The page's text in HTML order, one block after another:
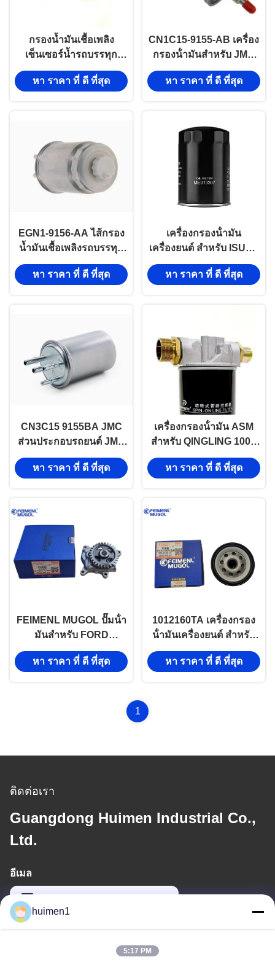
กรองน้ำมันเชื้อเพลิง
เซ็นเซอร์น้ำรถบรรทุก
อะไหล่รถยนต์สำหรับ JMC
1040 CN3C15 9B328BA-
หา ราคา ที่ ดี ที่สุด
CN1C15-9155-AB เครื่อง
กรองน้ํามันสําหรับ JMC
TRANSIT 4G63 4G64
4G69
หา ราคา ที่ ดี ที่สุด
EGN1-9156-AA ไส้กรอง
น้ำมันเชื้อเพลิงรถบรรทุก
สำหรับ JMC N720
493ZLQ5
หา ราคา ที่ ดี ที่สุด
เครื่องกรองน้ํามัน
เครื่องยนต์ สําหรับ ISUZU
4JH1 JAC 8-94369299-3
หา ราคา ที่ ดี ที่สุด
CN3C15 9155BA JMC
ส่วนประกอบรถยนต์ JMC
1042 TRANSIT Truck
Fuel Filter
หา ราคา ที่ ดี ที่สุด
เครื่องกรองน้ํามัน ASM
สําหรับ QINGLING 100P
4JB1CN 1117010-PA11
รถบรรทุก
หา ราคา ที่ ดี ที่สุด
FEIMENL MUGOL ปั๊มน้ํา
มันสําหรับ FORD
TRANSIT V348 OEM
7C19-6600-AB
หา ราคา ที่ ดี ที่สุด
1012160TA เครื่องกรอง
น้ํามันเครื่องยนต์ สําหรับ
Isuzu Truck NKR NHR
4JB1 ส่วนประกอบของ
หา ราคา ที่ ดี ที่สุด
1
ติดต่อเรา
Guangdong Huimen Industrial Co.,
Ltd.
อีเมล
huimen1
5:17 PM